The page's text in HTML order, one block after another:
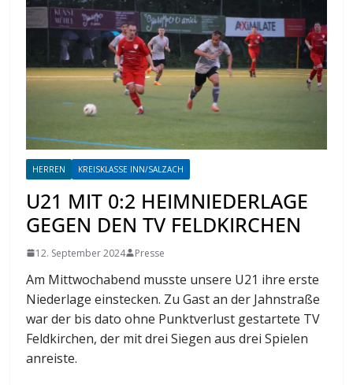
HERREN KREISKLASSE INN/SALZACH
U21 MIT 0:2 HEIMNIEDERLAGE
GEGEN DEN TV FELDKIRCHEN
12. September 2024 Presse
Am Mittwochabend musste unsere U21 ihre erste
Niederlage einstecken. Zu Gast an der Jahnstraße
war der bis dato ohne Punktverlust gestartete TV
Feldkirchen, der mit drei Siegen aus drei Spielen
anreiste.